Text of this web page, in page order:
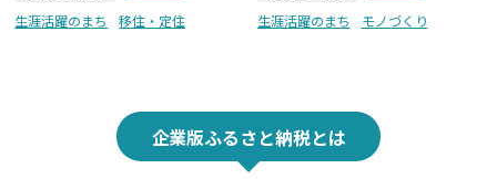
生涯活躍のまち
移住・定住
生涯活躍のまち
モノづくり
企業版ふるさと納税とは